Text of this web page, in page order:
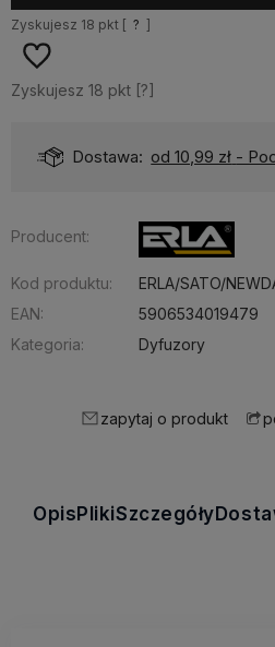
Zyskujesz 18 pkt [ ? ]
Zyskujesz 18 pkt [?]
Dostawa: od 10,99 zł -
Producent:
Kod produktu:
ERLA/SATO/
EAN:
5906534019479
Kategoria:
Dyfuzory
zapytaj o produkt
OpisPlikiSzczegóły